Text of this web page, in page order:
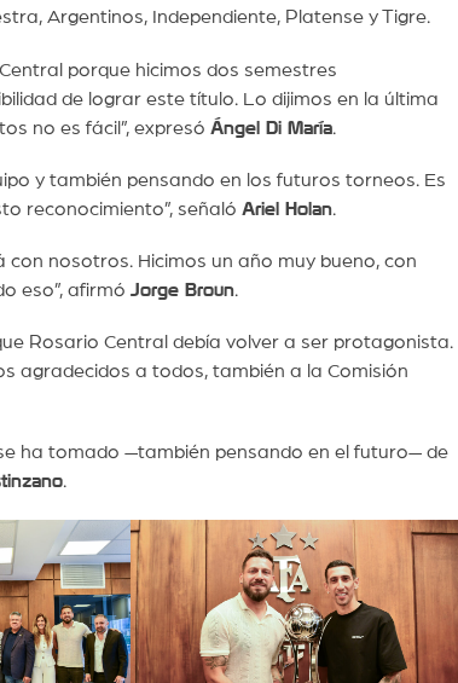
Argentinos, Independiente, Platense y Tigre.
porque hicimos dos semestres
de lograr este título. Lo dijimos en la última
no es fácil”, expresó Ángel Di María.
y también pensando en los futuros torneos. Es
reconocimiento”, señaló Ariel Holan.
nosotros. Hicimos un año muy bueno, con
eso”, afirmó Jorge Broun.
Rosario Central debía volver a ser protagonista.
agradecidos a todos, también a la Comisión
ha tomado —también pensando en el futuro— de
.